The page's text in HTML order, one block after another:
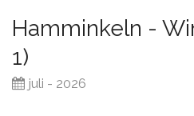
Hamminkeln -
1)
juli - 2026